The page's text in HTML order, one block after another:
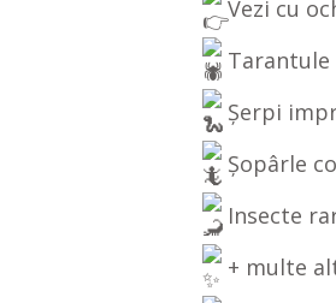
Vezi cu
Șerpi
Șopârle
Insecte
+ multe